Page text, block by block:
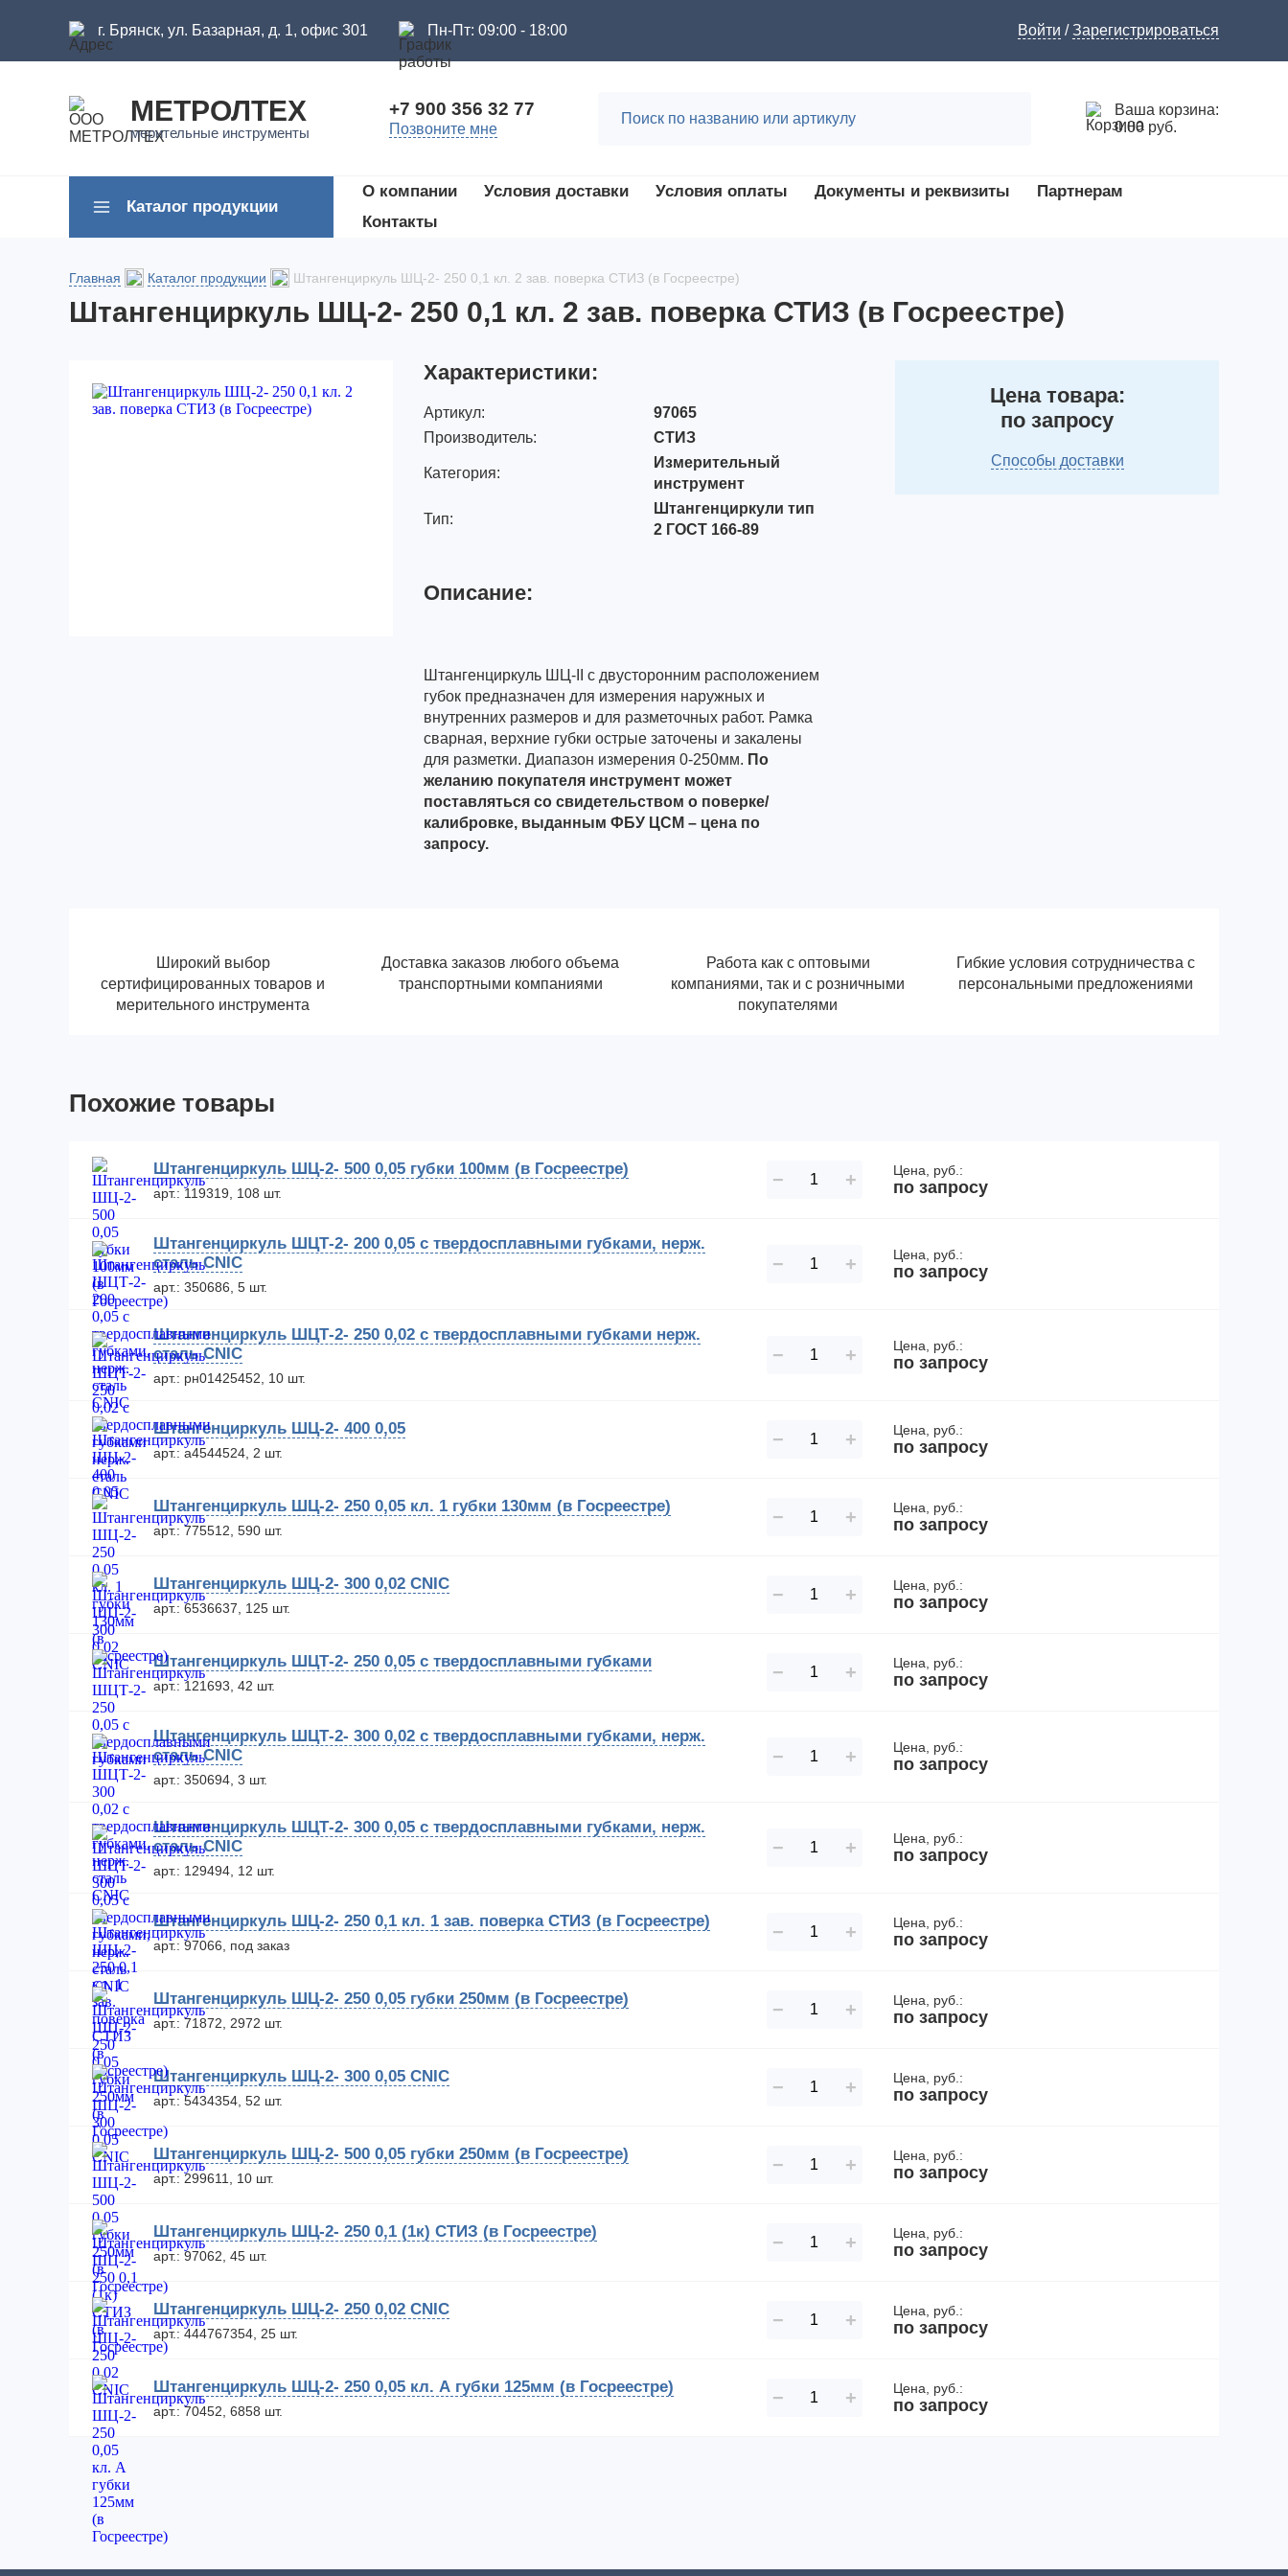
г. Брянск, ул. Базарная, д. 1, офис 301 Пн-Пт: 09:00 - 18:00 Войти /Зарегистрироваться
МЕТРОЛТЕХ
мерительные инструменты
+7 900 356 32 77
Позвоните мне
Ваша корзина:
0.00 руб.
Каталог продукции
О компании Условия доставки Условия оплаты Документы и реквизиты
Партнерам
Контакты
Главная Каталог продукции Штангенциркуль ШЦ-2- 250 0,1 кл. 2 зав. поверка СТИЗ (в Госреестре)
Штангенциркуль ШЦ-2- 250 0,1 кл. 2 зав. поверка СТИЗ (в Госреестре)
Характеристики:
Артикул:
97065
Производитель:
СТИЗ
Категория:
Измерительный
инструмент
Тип:
Штангенциркули тип
2 ГОСТ 166-89
Описание:
Штангенциркуль ШЦ-II с двусторонним расположением
губок предназначен для измерения наружных и
внутренних размеров и для разметочных работ. Рамка
сварная, верхние губки острые заточены и закалены
для разметки. Диапазон измерения 0-250мм. По
желанию покупателя инструмент может
поставляться со свидетельством о поверке/
калибровке, выданным ФБУ ЦСМ – цена по
запросу.
Цена товара:
по запросу
Способы доставки
Широкий выбор
сертифицированных товаров и
мерительного инструмента
Доставка заказов любого объема
транспортными компаниями
Работа как с оптовыми
компаниями, так и с розничными
покупателями
Гибкие условия сотрудничества с
персональными предложениями
Похожие товары
Штангенциркуль ШЦ-2- 500 0,05 губки 100мм (в Госреестре)
арт.: 119319, 108 шт.
− + Цена, руб.:
по запросу
Штангенциркуль ШЦТ-2- 200 0,05 с твердосплавными губками, нерж.
сталь CNIC
арт.: 350686, 5 шт.
− + Цена, руб.:
по запросу
Штангенциркуль ШЦТ-2- 250 0,02 с твердосплавными губками нерж.
сталь CNIC
арт.: рн01425452, 10 шт.
− + Цена, руб.:
по запросу
Штангенциркуль ШЦ-2- 400 0,05
арт.: а4544524, 2 шт.
− + Цена, руб.:
по запросу
Штангенциркуль ШЦ-2- 250 0,05 кл. 1 губки 130мм (в Госреестре)
арт.: 775512, 590 шт.
− + Цена, руб.:
по запросу
Штангенциркуль ШЦ-2- 300 0,02 CNIC
арт.: 6536637, 125 шт.
− + Цена, руб.:
по запросу
Штангенциркуль ШЦТ-2- 250 0,05 с твердосплавными губками
арт.: 121693, 42 шт.
− + Цена, руб.:
по запросу
Штангенциркуль ШЦТ-2- 300 0,02 с твердосплавными губками, нерж.
сталь CNIC
арт.: 350694, 3 шт.
− + Цена, руб.:
по запросу
Штангенциркуль ШЦТ-2- 300 0,05 с твердосплавными губками, нерж.
сталь CNIC
арт.: 129494, 12 шт.
− + Цена, руб.:
по запросу
Штангенциркуль ШЦ-2- 250 0,1 кл. 1 зав. поверка СТИЗ (в Госреестре)
арт.: 97066, под заказ
− + Цена, руб.:
по запросу
Штангенциркуль ШЦ-2- 250 0,05 губки 250мм (в Госреестре)
арт.: 71872, 2972 шт.
− + Цена, руб.:
по запросу
Штангенциркуль ШЦ-2- 300 0,05 CNIC
арт.: 5434354, 52 шт.
− + Цена, руб.:
по запросу
Штангенциркуль ШЦ-2- 500 0,05 губки 250мм (в Госреестре)
арт.: 299611, 10 шт.
− + Цена, руб.:
по запросу
Штангенциркуль ШЦ-2- 250 0,1 (1к) СТИЗ (в Госреестре)
арт.: 97062, 45 шт.
− + Цена, руб.:
по запросу
Штангенциркуль ШЦ-2- 250 0,02 CNIC
арт.: 444767354, 25 шт.
− + Цена, руб.:
по запросу
Штангенциркуль ШЦ-2- 250 0,05 кл. А губки 125мм (в Госреестре)
арт.: 70452, 6858 шт.
− + Цена, руб.:
по запросу